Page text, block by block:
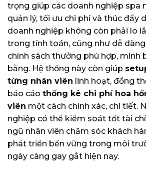
trọng giúp các doanh nghiệp spa
quản lý, tối ưu chi phí và thúc đẩy
doanh nghiệp không còn phải lo
trong tính toán, cũng như dễ
chính sách thưởng phù hợp, minh
bằng. Hệ thống này còn giúp
từng nhân viên linh hoạt, đồng
báo cáo thống kê chi phí hoa
viên một cách chính xác, chi tiết.
nghiệp có thể kiểm soát tốt tài
ngũ nhân viên chăm sóc khách
phát triển bền vững trong môi
ngày càng gay gắt hiện nay.